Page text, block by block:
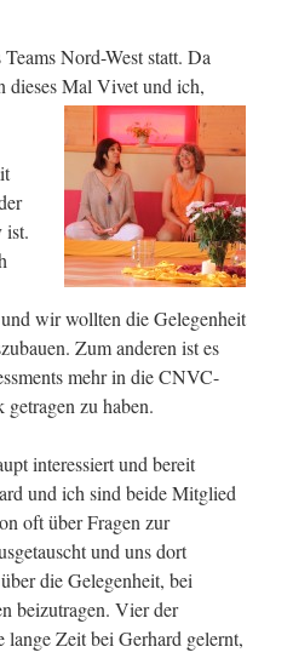
Nord-West statt. Da
dieses Mal Vivet und ich,
ist.
wir wollten die Gelegenheit
Zum anderen ist es
mehr in die CNVC-
zu haben.
interessiert und bereit
und ich sind beide Mitglied
oft über Fragen zur
und uns dort
die Gelegenheit, bei
beizutragen. Vier der
lange Zeit bei Gerhard gelernt,